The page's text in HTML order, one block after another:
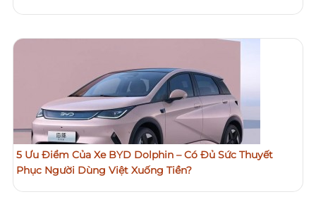
5 Ưu Điểm Của Xe BYD Dolphin – Có Đủ Sức Thuyết
Phục Người Dùng Việt Xuống Tiền?